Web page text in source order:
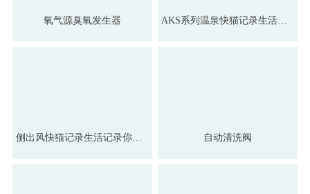
氧气源臭氧发生器 AKS系列温泉快猫记录生活记录你水泵
侧出风快猫记录生活记录你变频热泵 自动清洗阀